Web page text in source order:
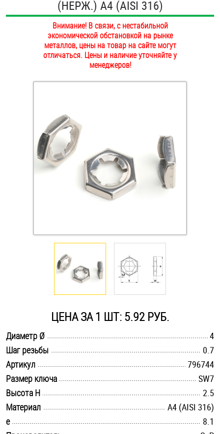
ОПЛАТА И ДОСТАВКА
НАШИ МАГАЗИНЫ
Втулки
Заклепки (Гайки-Заклепки)
Инструмент
Крюки, кольца с метрической резьбой
Оснастка и аксессуары для яхт
Саморезы и шурупы
Стопорные кольца
Такелаж
Хомуты
Шайбы
(НЕРЖ.) A4 (AISI 316)
Внимание! В связи, с нестабильной
экономической обстановкой на рынке
металлов, цены на товар на сайте могут
отличаться. Цены и наличие уточняйте у
менеджеров!
ЦЕНА ЗА 1 ШТ: 5.92 РУБ.
Диаметр Ø
4
Шаг резьбы
0.7
Артикул
796744
Размер ключа
SW7
Высота H
2.5
Материал
A4 (AISI 316)
e
8.1